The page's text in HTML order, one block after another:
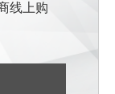
线上购